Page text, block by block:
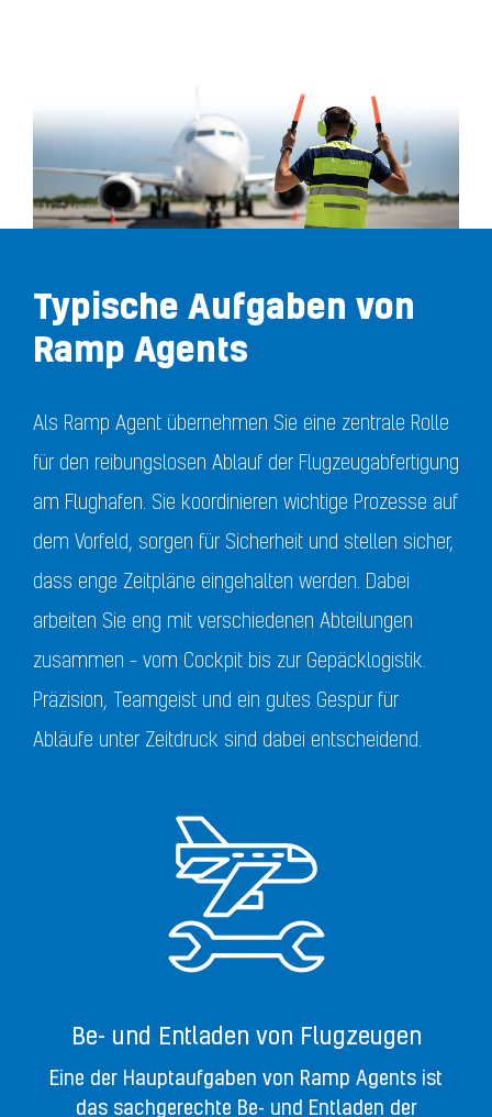
Typische Aufgaben von
Ramp Agents
Als Ramp Agent übernehmen Sie eine zentrale Rolle
für den reibungslosen Ablauf der Flugzeugabfertigung
am Flughafen. Sie koordinieren wichtige Prozesse auf
dem Vorfeld, sorgen für Sicherheit und stellen sicher,
dass enge Zeitpläne eingehalten werden. Dabei
arbeiten Sie eng mit verschiedenen Abteilungen
zusammen – vom Cockpit bis zur Gepäcklogistik.
Präzision, Teamgeist und ein gutes Gespür für
Abläufe unter Zeitdruck sind dabei entscheidend.
Be- und Entladen von Flugzeugen
Eine der Hauptaufgaben von Ramp Agents ist
das sachgerechte Be- und Entladen der